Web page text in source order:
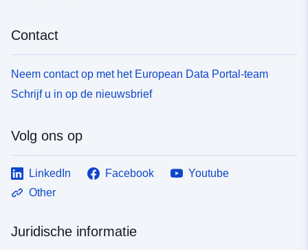
Contact
Neem contact op met het European Data Portal-team
Schrijf u in op de nieuwsbrief
Volg ons op
LinkedIn Facebook
Youtube
Other
Juridische informatie